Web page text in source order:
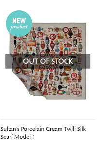
OUT OF STOCK
Sultan’s Porcelain Cream Twill Silk
Scarf Model 1